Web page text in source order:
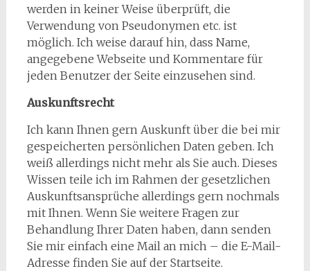
werden in keiner Weise überprüft, die
Verwendung von Pseudonymen etc. ist
möglich. Ich weise darauf hin, dass Name,
angegebene Webseite und Kommentare für
jeden Benutzer der Seite einzusehen sind.
Auskunftsrecht
Ich kann Ihnen gern Auskunft über die bei mir
gespeicherten persönlichen Daten geben. Ich
weiß allerdings nicht mehr als Sie auch. Dieses
Wissen teile ich im Rahmen der gesetzlichen
Auskunftsansprüche allerdings gern nochmals
mit Ihnen. Wenn Sie weitere Fragen zur
Behandlung Ihrer Daten haben, dann senden
Sie mir einfach eine Mail an mich – die E-Mail-
Adresse finden Sie auf der Startseite.